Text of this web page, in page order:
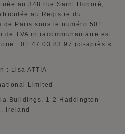
au 348 rue Saint Honoré,
au Registre du
de Paris sous le numéro 501
de TVA intracommunautaire est
: 01 47 03 83 97 (ci-après «
: Lisa ATTIA
Limited
Buildings, 1-2 Haddington
Ireland